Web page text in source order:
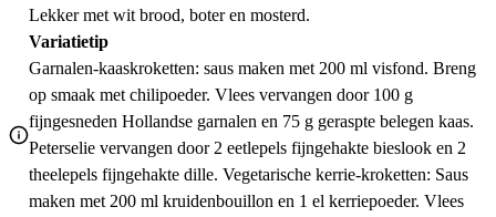
Lekker met wit brood, boter en mosterd.
Variatietip
Garnalen-kaaskroketten: saus maken met 200 ml visfond. Breng
op smaak met chilipoeder. Vlees vervangen door 100 g
fijngesneden Hollandse garnalen en 75 g geraspte belegen kaas.
Peterselie vervangen door 2 eetlepels fijngehakte bieslook en 2
theelepels fijngehakte dille. Vegetarische kerrie-kroketten: Saus
maken met 200 ml kruidenbouillon en 1 el kerriepoeder. Vlees